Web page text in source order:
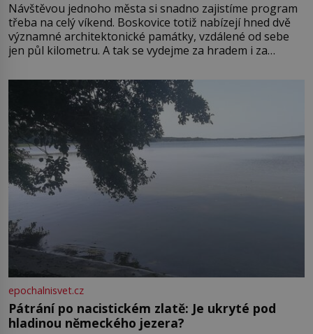
Návštěvou jednoho města si snadno zajistíme program
třeba na celý víkend. Boskovice totiž nabízejí hned dvě
významné architektonické památky, vzdálené od sebe
jen půl kilometru. A tak se vydejme za hradem i za
Boskovice na okraji Drahanské vrchoviny vznikla někdy
ve13. století, a už v roce 1313 kronikáři zaznamenali
epochalnisvet.cz
Pátrání po nacistickém zlatě: Je ukryté pod
hladinou německého jezera?